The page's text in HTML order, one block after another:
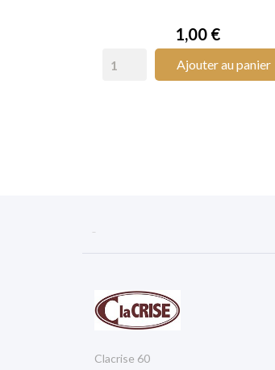
Prix
1,00 €
Ajouter au panier

Clacrise 60